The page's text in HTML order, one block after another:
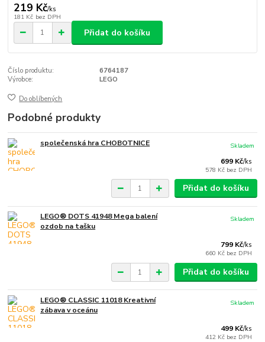
219 Kč/ks
181 Kč bez DPH
Přidat do košíku
Číslo produktu:
6764187
Výrobce:
LEGO
Do oblíbených
Podobné produkty
společenská hra CHOBOTNICE
699 Kč/ks
578 Kč bez DPH
Skladem
Přidat do košíku
LEGO® DOTS 41948 Mega balení
ozdob na tašku
799 Kč/ks
660 Kč bez DPH
Skladem
Přidat do košíku
LEGO® CLASSIC 11018 Kreativní
zábava v oceánu
499 Kč/ks
412 Kč bez DPH
Skladem